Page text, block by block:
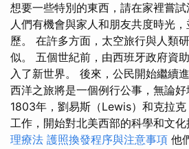
想要一些特別的東西，請在家裡嘗
人們有機會與家人和朋友共度時光
歷。 在許多方面，太空旅行與人類
似。 五個世紀前，由西班牙政府資
入了新世界。 後來，公民開始繼續
西洋之旅將是一個例行公事，無論好
1803年，劉易斯（Lewis）和克拉
工作，開始對北美西部的科學和文化
理療法 護照換發程序與注意事項 他